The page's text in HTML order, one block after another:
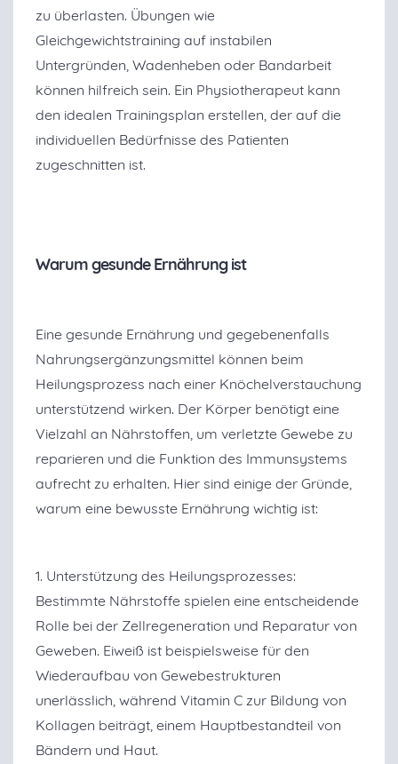
zu überlasten. Übungen wie
Gleichgewichtstraining auf instabilen
Untergründen, Wadenheben oder Bandarbeit
können hilfreich sein. Ein Physiotherapeut kann
den idealen Trainingsplan erstellen, der auf die
individuellen Bedürfnisse des Patienten
zugeschnitten ist.
Warum gesunde Ernährung ist
Eine gesunde Ernährung und gegebenenfalls
Nahrungsergänzungsmittel können beim
Heilungsprozess nach einer Knöchelverstauchung
unterstützend wirken. Der Körper benötigt eine
Vielzahl an Nährstoffen, um verletzte Gewebe zu
reparieren und die Funktion des Immunsystems
aufrecht zu erhalten. Hier sind einige der Gründe,
warum eine bewusste Ernährung wichtig ist:
1. Unterstützung des Heilungsprozesses:
Bestimmte Nährstoffe spielen eine entscheidende
Rolle bei der Zellregeneration und Reparatur von
Geweben. Eiweiß ist beispielsweise für den
Wiederaufbau von Gewebestrukturen
unerlässlich, während Vitamin C zur Bildung von
Kollagen beiträgt, einem Hauptbestandteil von
Bändern und Haut.